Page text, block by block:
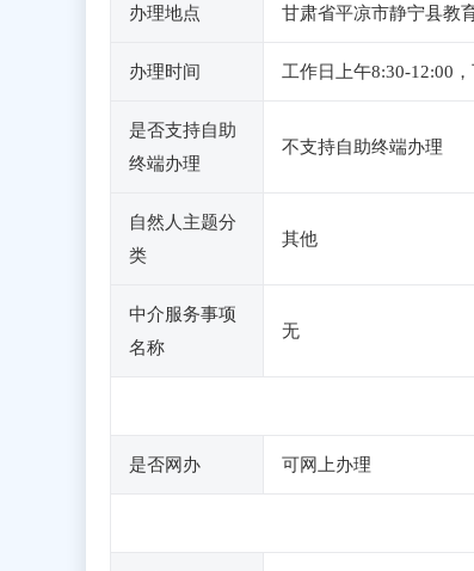
办理地点 甘肃省平凉市静宁县教
办理时间 工作日上午8:30-12:00
是否支持自助
终端办理
不支持自助终端办理
自然人主题分
类
其他
中介服务事项
名称
无
是否网办 可网上办理